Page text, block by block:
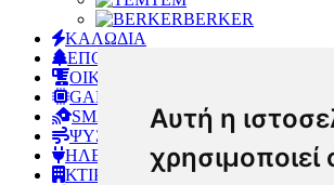
Αυτή η
BERKER
ΚΑΛΩΔΙΑ
ΕΠΟΧΙΑΚΑ
ΟΙΚΙΑΚΕΣ ΣΥΣΚΕΥΕΣ
GADGET
SMART HOME AND OFFICE
ΨΥΞΗ ΘΕΡΜΑΝΣΗ
ΗΛΕΚΤΡΟΛΟΓΙΚΟ ΥΛΙΚΟ
ΚΤΙΡΙΑΚΟΣ ΕΞΟΠΛΙΣΜΟΣ